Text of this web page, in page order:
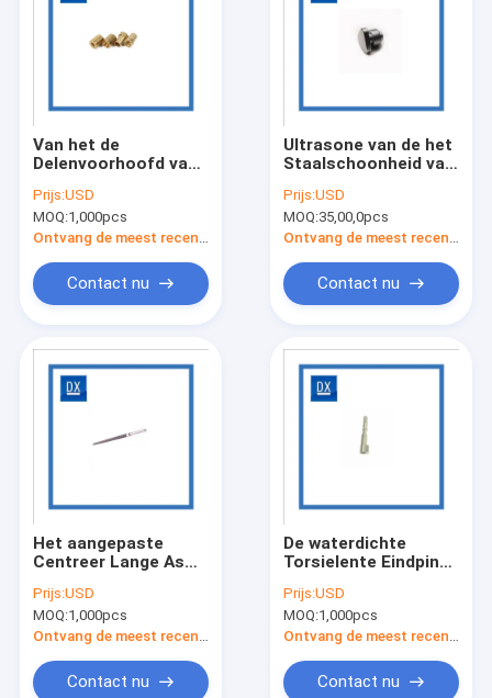
Producten
Verzoek om een Citaat
Van het de
Delenvoorhoofd van
Automatische Auto
Machinaal bewerkte
Precisie van het de
Prijs:USD
MOQ:1,000pcs
Ontvang de meest recente Prijs
Contact nu
Ultrasone van de het
Staalschoonheid van
het Materiaaldelen
Prijs:USD
MOQ:35,00,0pcs
Ontvang de meest recente Prijs
Contact nu
Het aangepaste
Centreer Lange As
van Printer Shaft 316
Roestvrij staal
Prijs:USD
MOQ:1,000pcs
Ontvang de meest recente Prijs
Contact nu
De waterdichte
Torsielente Eindpin
plated
Prijs:USD
MOQ:1,000pcs
Ontvang de meest recente Prijs
Contact nu